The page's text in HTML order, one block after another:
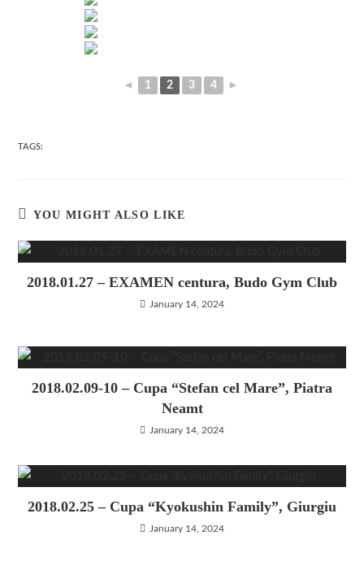
◄ 1 2 3 4 ►
TAGS:
YOU MIGHT ALSO LIKE
2018.01.27 – EXAMEN centura, Budo Gym Club
January 14, 2024
2018.02.09-10 – Cupa “Stefan cel Mare”, Piatra
Neamt
January 14, 2024
2018.02.25 – Cupa “Kyokushin Family”, Giurgiu
January 14, 2024